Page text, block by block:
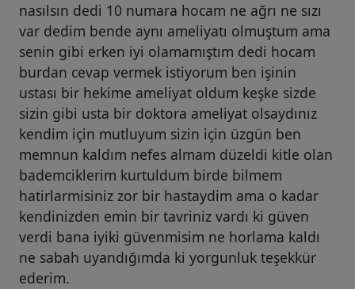
nasılsın dedi 10 numara hocam ne ağrı ne sızı
var dedim bende aynı ameliyatı olmuştum ama
senin gibi erken iyi olamamıştım dedi hocam
burdan cevap vermek istiyorum ben işinin
ustası bir hekime ameliyat oldum keşke sizde
sizin gibi usta bir doktora ameliyat olsaydınız
kendim için mutluyum sizin için üzgün ben
memnun kaldım nefes almam düzeldi kitle olan
bademciklerim kurtuldum birde bilmem
hatirlarmisiniz zor bir hastaydim ama o kadar
kendinizden emin bir tavriniz vardı ki güven
verdi bana iyiki güvenmisim ne horlama kaldı
ne sabah uyandığımda ki yorgunluk teşekkür
ederim.